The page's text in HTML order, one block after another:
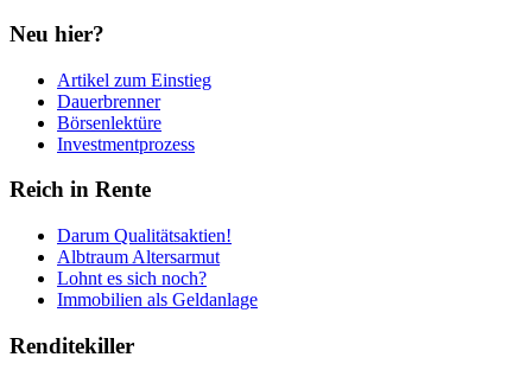
Neu hier?
Artikel zum Einstieg
Dauerbrenner
Börsenlektüre
Investmentprozess
Reich in Rente
Darum Qualitätsaktien!
Albtraum Altersarmut
Lohnt es sich noch?
Immobilien als Geldanlage
Renditekiller